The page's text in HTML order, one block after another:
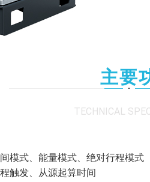
主要
TECHNICAL
模式、能量模式、绝对行程模式
触发、从源起算时间